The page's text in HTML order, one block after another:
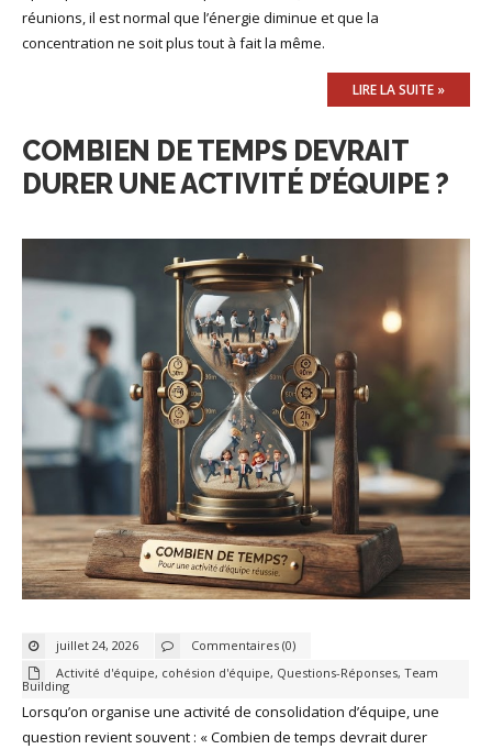
réunions, il est normal que l’énergie diminue et que la
concentration ne soit plus tout à fait la même.
LIRE LA SUITE »
COMBIEN DE TEMPS DEVRAIT
DURER UNE ACTIVITÉ D’ÉQUIPE ?
juillet 24, 2026
Commentaires (0)
Activité d'équipe, cohésion d'équipe, Questions-Réponses, Team
Building
Lorsqu’on organise une activité de consolidation d’équipe, une
question revient souvent : « Combien de temps devrait durer